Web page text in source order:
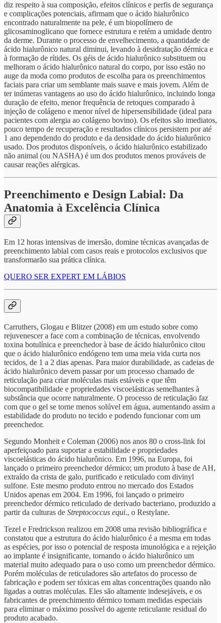
diz respeito à sua composição, efeitos clínicos e perfis de segurança
e complicações potenciais, afirmam que o ácido hialurônico
encontrado naturalmente na pele, é um biopolímero de
glicosaminoglicano que fornece estrutura e retém a umidade dentro
da derme. Durante o processo de envelhecimento, a quantidade de
ácido hialurônico natural diminui, levando à desidratação dérmica e
à formação de rítides. Os géis de ácido hialurônico substituem ou
melhoram o ácido hialurônico natural do corpo, por isso estão no
auge da moda como produtos de escolha para os preenchimentos
faciais para criar um semblante mais suave e mais jovem. Além de
ter inúmeras vantagens ao uso do ácido hialurônico, incluindo longa
duração de efeito, menor frequência de retoques comparado à
injeção de colágeno e menor nível de hipersensibilidade (ideal para
pacientes com alergia ao colágeno bovino). Os efeitos são imediatos,
pouco tempo de recuperação e resultados clínicos persistem por até
1 ano dependendo do produto e da densidade do ácido hialurônico
usado. Dos produtos disponíveis, o ácido hialurônico estabilizado
não animal (ou NASHA) é um dos produtos menos prováveis de
causar reações alérgicas.
Preenchimento e Design Labial: Da
Anatomia à Excelência Clínica
Em 12 horas intensivas de imersão, domine técnicas avançadas de
preenchimento labial com casos reais e protocolos exclusivos que
transformarão sua prática clínica.
QUERO SER EXPERT EM LÁBIOS
Carruthers, Glogau e Blitzer (2008) em um estudo sobre como
rejuvenescer a face com a combinação de técnicas, envolvendo
toxina botulínica e preenchedor à base de ácido hialurônico citou
que o ácido hialurônico endógeno tem uma meia vida curta nos
tecidos, de 1 a 2 dias apenas. Para maior durabilidade, as cadeias de
ácido hialurônico devem passar por um processo chamado de
reticulação para criar moléculas mais estáveis e que têm
biocompatibilidade e propriedades viscoelásticas semelhantes à
substância que ocorre naturalmente. O processo de reticulação faz
com que o gel se torne menos solúvel em água, aumentando assim a
estabilidade do produto no tecido e podendo funcionar com um
preenchedor.
Segundo Monheit e Coleman (2006) nos anos 80 o cross-link foi
aperfeiçoado para suportar a estabilidade e propriedades
viscoelásticas do ácido hialurônico. Em 1996, na Europa, foi
lançado o primeiro preenchedor dérmico; um produto à base de AH,
extraído da crista de galo, purificado e reticulado com divinyl
sulfone. Este mesmo produto entrou no mercado dos Estados
Unidos apenas em 2004. Em 1996, foi lançado o primeiro
preenchedor dérmico reticulado de derivado bacteriano, produzido a
partir da culturas de Streptococcus equi., o Restylane.
Tezel e Fredrickson realizou em 2008 uma revisão bibliográfica e
constatou que a estrutura do ácido hialurônico é a mesma em todas
as espécies, por isso o potencial de resposta imunológica e a rejeição
ao implante é insignificante, tornando o ácido hialurônico um
material muito adequado para o uso como um preenchedor dérmico.
Porém moléculas de reticuladores são artefatos do processo de
fabricação e podem ser tóxicas em altas concentrações quando não
ligadas a outras moléculas. Eles são altamente indesejáveis, e os
fabricantes de preenchimento dérmico tomam medidas especiais
para eliminar o máximo possível do agente reticulante residual do
produto acabado.